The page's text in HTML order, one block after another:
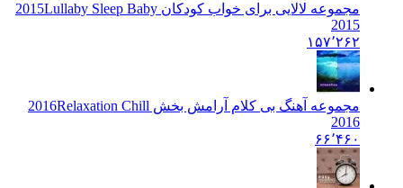
مجموعه لالایی برای خواب کودکان 2015Lullaby Sleep Baby
2015
۱۵۷٬۲۶۲
مجموعه آهنگ بی کلام آرامش بخش 2016 Relaxation Chill
2016
۶۶٬۴۶۰